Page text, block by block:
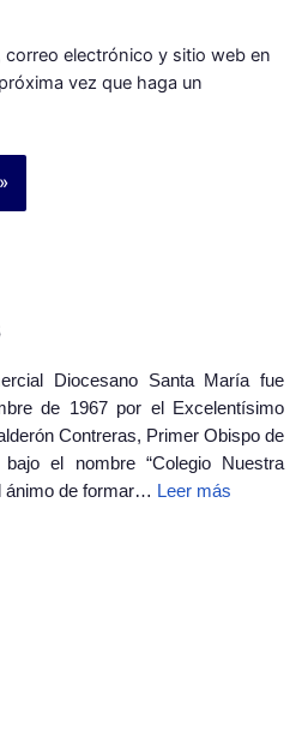
correo electrónico y sitio web en
vez que haga un
Diocesano Santa María fue
de 1967 por el Excelentísimo
Contreras, Primer Obispo de
el nombre “Colegio Nuestra
ánimo de formar… Leer más